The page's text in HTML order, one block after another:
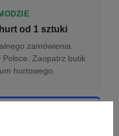
od 1 sztuki
zamówienia.
Polsce. Zaopatrz butik
hurtowego.
online